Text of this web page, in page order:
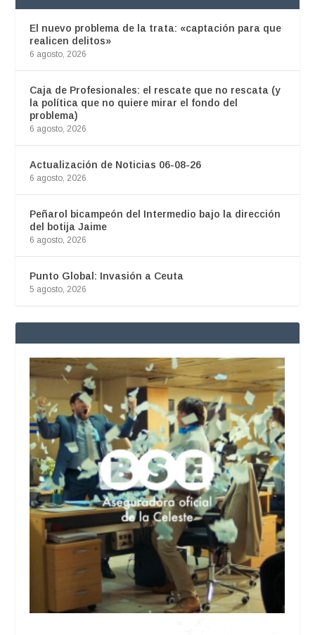
El nuevo problema de la trata: «captación para que
realicen delitos»
6 agosto, 2026
Caja de Profesionales: el rescate que no rescata (y
la política que no quiere mirar el fondo del
problema)
6 agosto, 2026
Actualización de Noticias 06-08-26
6 agosto, 2026
Peñarol bicampeón del Intermedio bajo la dirección
del botija Jaime
6 agosto, 2026
Punto Global: Invasión a Ceuta
5 agosto, 2026